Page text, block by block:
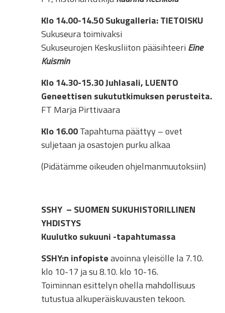
Klo 14.00-14.50Sukugalleria: TIETOISKU
Sukuseura toimivaksi
Sukuseurojen Keskusliiton pääsihteeri Eine
Kuismin
Klo 14.30-15.30Juhlasali, LUENTO
Geneettisen sukututkimuksen perusteita.
FT Marja Pirttivaara
Klo 16.00Tapahtuma päättyy – ovet
suljetaan ja osastojen purku alkaa
(Pidätämme oikeuden ohjelmanmuutoksiin)
SSHY – SUOMEN SUKUHISTORILLINEN
YHDISTYS
Kuulutko sukuuni -tapahtumassa
SSHY:n infopisteavoinna yleisölle la 7.10.
klo 10-17 ja su 8.10. klo 10-16.
Toiminnan esittelyn ohella mahdollisuus
tutustua alkuperäiskuvausten tekoon.